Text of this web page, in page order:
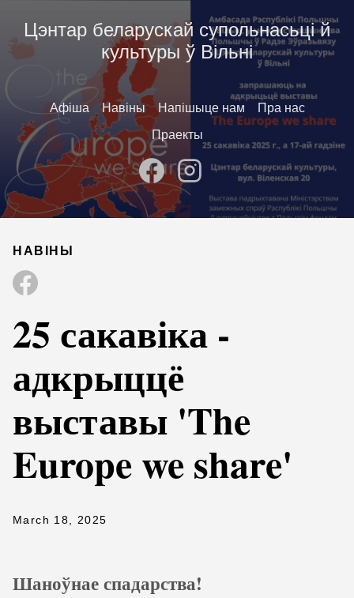
Цэнтар беларускай супольнасьці й
культуры ў Вільні
Афіша Навіны Напішыце нам
Пра нас
Праекты
НАВІНЫ
25 сакавіка -
адкрыццё
выставы 'The
Europe we share'
March 18, 2025
Шаноўнае спадарства!